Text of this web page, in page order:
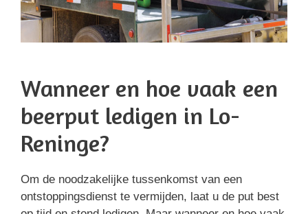
Wanneer en hoe vaak een
beerput ledigen in Lo-
Reninge?
Om de noodzakelijke tussenkomst van een
ontstoppingsdienst te vermijden, laat u de put best